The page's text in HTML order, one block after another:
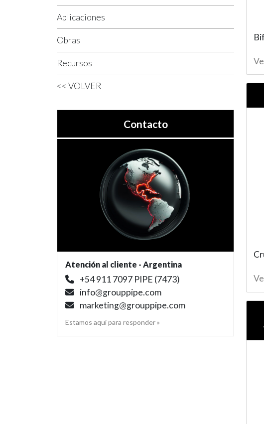
Aplicaciones
Obras
Recursos
<< VOLVER
Contacto
Atención al cliente - Argentina
+54 911 7097 PIPE (7473)
info@grouppipe.com
marketing@grouppipe.com
Estamos aquí para responder »